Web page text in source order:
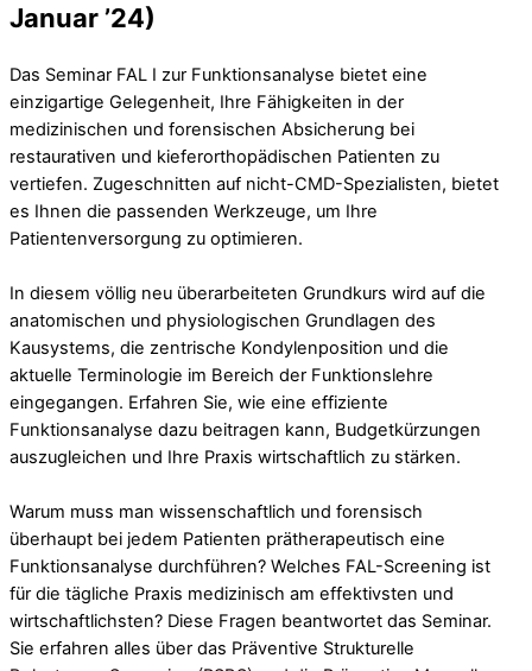
Januar ’24)
Das Seminar FAL I zur Funktionsanalyse bietet eine
einzigartige Gelegenheit, Ihre Fähigkeiten in der
medizinischen und forensischen Absicherung bei
restaurativen und kieferorthopädischen Patienten zu
vertiefen. Zugeschnitten auf nicht-CMD-Spezialisten, bietet
es Ihnen die passenden Werkzeuge, um Ihre
Patientenversorgung zu optimieren.
In diesem völlig neu überarbeiteten Grundkurs wird auf die
anatomischen und physiologischen Grundlagen des
Kausystems, die zentrische Kondylenposition und die
aktuelle Terminologie im Bereich der Funktionslehre
eingegangen. Erfahren Sie, wie eine effiziente
Funktionsanalyse dazu beitragen kann, Budgetkürzungen
auszugleichen und Ihre Praxis wirtschaftlich zu stärken.
Warum muss man wissenschaftlich und forensisch
überhaupt bei jedem Patienten prätherapeutisch eine
Funktionsanalyse durchführen? Welches FAL-Screening ist
für die tägliche Praxis medizinisch am effektivsten und
wirtschaftlichsten? Diese Fragen beantwortet das Seminar.
Sie erfahren alles über das Präventive Strukturelle